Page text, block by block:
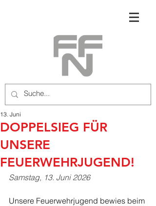
DOPPELSIEG FÜR
UNSERE
FEUERWEHRJUGEND!
13. Juni
Samstag, 13. Juni 2026
Unsere Feuerwehrjugend bewies beim